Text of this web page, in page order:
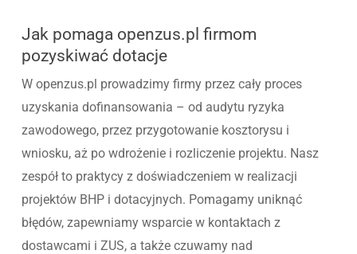
Jak pomaga openzus.pl firmom
pozyskiwać dotacje
W openzus.pl prowadzimy firmy przez cały proces
uzyskania dofinansowania – od audytu ryzyka
zawodowego, przez przygotowanie kosztorysu i
wniosku, aż po wdrożenie i rozliczenie projektu. Nasz
zespół to praktycy z doświadczeniem w realizacji
projektów BHP i dotacyjnych. Pomagamy uniknąć
błędów, zapewniamy wsparcie w kontaktach z
dostawcami i ZUS, a także czuwamy nad